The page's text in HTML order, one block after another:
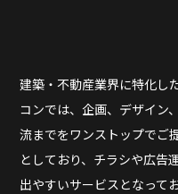
建築・不動産業界に特化し
コンでは、企画、デザイン
流までをワンストップでご
としており、チラシや広告
出やすいサービスとなって